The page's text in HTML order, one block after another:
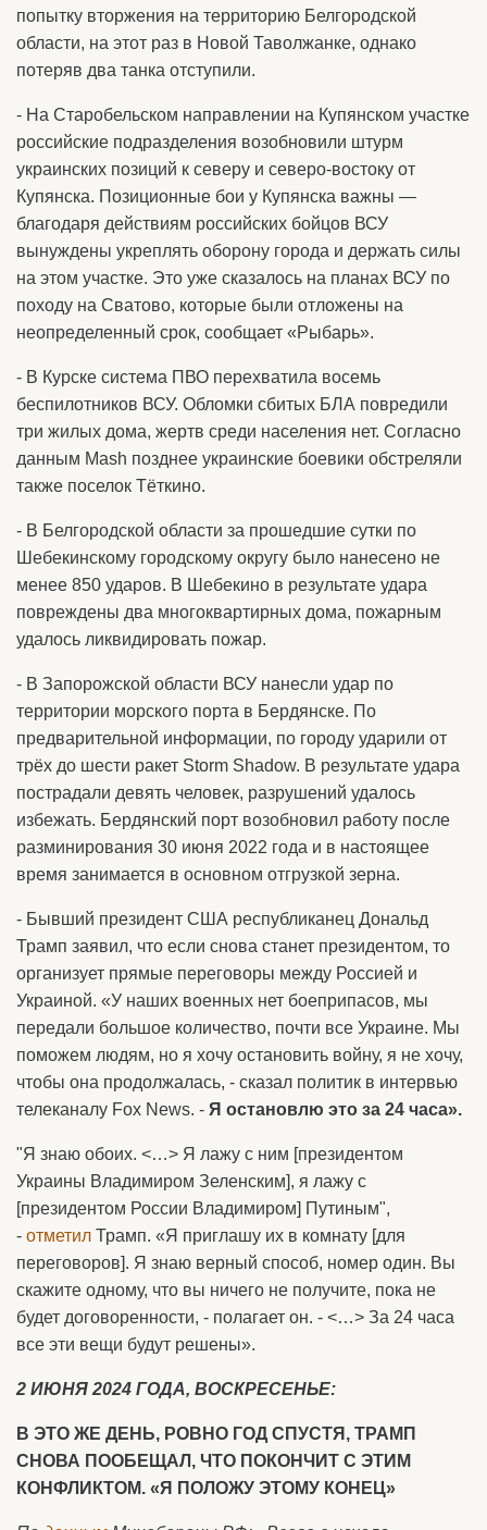
попытку вторжения на территорию Белгородской
области, на этот раз в Новой Таволжанке, однако
потеряв два танка отступили.
- На Старобельском направлении на Купянском участке
российские подразделения возобновили штурм
украинских позиций к северу и северо-востоку от
Купянска. Позиционные бои у Купянска важны —
благодаря действиям российских бойцов ВСУ
вынуждены укреплять оборону города и держать силы
на этом участке. Это уже сказалось на планах ВСУ по
походу на Сватово, которые были отложены на
неопределенный срок, сообщает «Рыбарь».
- В Курске система ПВО перехватила восемь
беспилотников ВСУ. Обломки сбитых БЛА повредили
три жилых дома, жертв среди населения нет. Согласно
данным Mash позднее украинские боевики обстреляли
также поселок Тёткино.
- В Белгородской области за прошедшие сутки по
Шебекинскому городскому округу было нанесено не
менее 850 ударов. В Шебекино в результате удара
повреждены два многоквартирных дома, пожарным
удалось ликвидировать пожар.
- В Запорожской области ВСУ нанесли удар по
территории морского порта в Бердянске. По
предварительной информации, по городу ударили от
трёх до шести ракет Storm Shadow. В результате удара
пострадали девять человек, разрушений удалось
избежать. Бердянский порт возобновил работу после
разминирования 30 июня 2022 года и в настоящее
время занимается в основном отгрузкой зерна.
- Бывший президент США республиканец Дональд
Трамп заявил, что если снова станет президентом, то
организует прямые переговоры между Россией и
Украиной. «У наших военных нет боеприпасов, мы
передали большое количество, почти все Украине. Мы
поможем людям, но я хочу остановить войну, я не хочу,
чтобы она продолжалась, - сказал политик в интервью
телеканалу Fox News. - Я остановлю это за 24 часа».
"Я знаю обоих. <…> Я лажу с ним [президентом
Украины Владимиром Зеленским], я лажу с
[президентом России Владимиром] Путиным",
- отметил Трамп. «Я приглашу их в комнату [для
переговоров]. Я знаю верный способ, номер один. Вы
скажите одному, что вы ничего не получите, пока не
будет договоренности, - полагает он. - <…> За 24 часа
все эти вещи будут решены».
2 ИЮНЯ 2024 ГОДА, ВОСКРЕСЕНЬЕ:
В ЭТО ЖЕ ДЕНЬ, РОВНО ГОД СПУСТЯ, ТРАМП
СНОВА ПООБЕЩАЛ, ЧТО ПОКОНЧИТ С ЭТИМ
КОНФЛИКТОМ. «Я ПОЛОЖУ ЭТОМУ КОНЕЦ»